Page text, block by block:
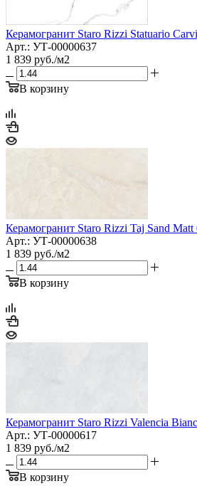
Керамогранит Staro Rizzi Statuario
Арт.: УТ-00000637
1 839 руб./м2
В корзину
Керамогранит Staro Rizzi Taj Sand
Арт.: УТ-00000638
1 839 руб./м2
В корзину
Керамогранит Staro Rizzi Valencia
Арт.: УТ-00000617
1 839 руб./м2
В корзину